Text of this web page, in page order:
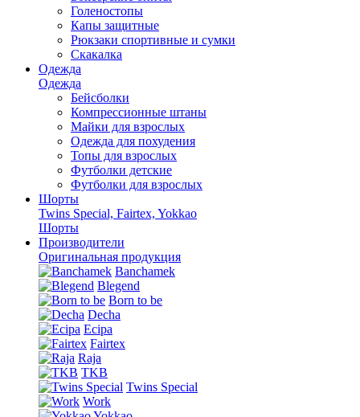
Голеностопы
Капы защитные
Рюкзаки спортивные и сумки
Скакалка
Одежда
Одежда
Бейсболки
Компрессионные штаны
Майки для взрослых
Одежда для похудения
Топы для взрослых
Футболки детские
Футболки для взрослых
Шорты
Twins Special, Fairtex, Yokkao
Шорты
Производители
Оригинальная продукция
Banchamek
Blegend
Born to be
Decha
Ecipa
Fairtex
Raja
TKB
Twins Special
Work